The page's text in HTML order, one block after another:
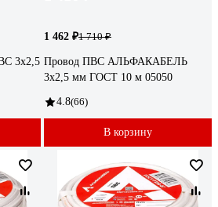
3х2,5
1 462 ₽1 710 ₽
Провод ПВС АЛЬФАКАБЕЛЬ
3х2,5 мм ГОСТ 10 м 05050
4.8(66)
В корзину